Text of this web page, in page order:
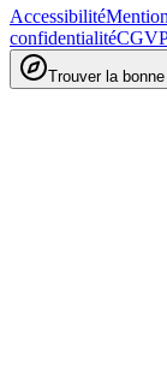
Accessibilité
confidentialitéCGV
Trouver la